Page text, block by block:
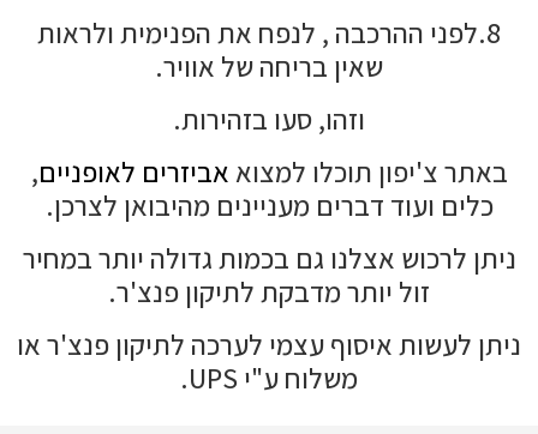
8.לפני ההרכבה , לנפח את הפנימית ולראות
שאין בריחה של אוויר.
וזהו, סעו בזהירות.
באתר צ'יפון תוכלו למצואאביזרים לאופניים,
כלים ועוד דברים מעניינים מהיבואן לצרכן.
ניתן לרכוש אצלנו גם בכמות גדולה יותר במחיר
זול יותר מדבקת לתיקון פנצ'ר.
ניתן לעשות איסוף עצמי לערכה לתיקון פנצ'ר או
משלוח ע"י UPS.